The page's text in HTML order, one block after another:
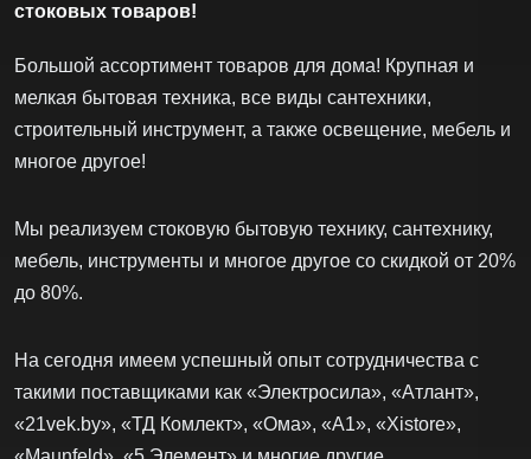
стоковых товаров!
Большой ассортимент товаров для дома! Крупная и
мелкая бытовая техника, все виды сантехники,
строительный инструмент, а также освещение, мебель и
многое другое!
Мы реализуем стоковую бытовую технику, сантехнику,
мебель, инструменты и многое другое со скидкой от 20%
до 80%.
На сегодня имеем успешный опыт сотрудничества с
такими поставщиками как «Электросила», «Атлант»,
«21vek.by», «ТД Комлект», «Ома», «А1», «Xistore»,